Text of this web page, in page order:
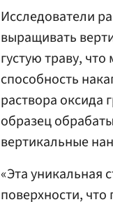
Исследователи
выращивать
густую траву,
способность
раствора оксида
образец
вертикальные
«Эта уникальная
поверхности,